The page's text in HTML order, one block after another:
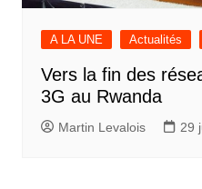
A LA UNE Actualités
Vers la fin des
3G au Rwanda
Martin Levalois 29